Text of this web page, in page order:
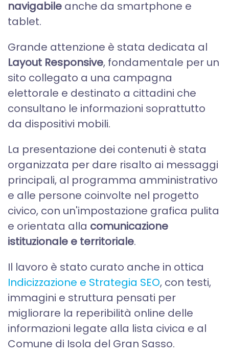
navigabile anche da smartphone e
tablet.
Grande attenzione è stata dedicata al
Layout Responsive, fondamentale per un
sito collegato a una campagna
elettorale e destinato a cittadini che
consultano le informazioni soprattutto
da dispositivi mobili.
La presentazione dei contenuti è stata
organizzata per dare risalto ai messaggi
principali, al programma amministrativo
e alle persone coinvolte nel progetto
civico, con un'impostazione grafica pulita
e orientata alla comunicazione
istituzionale e territoriale.
Il lavoro è stato curato anche in ottica
Indicizzazione e Strategia SEO, con testi,
immagini e struttura pensati per
migliorare la reperibilità online delle
informazioni legate alla lista civica e al
Comune di Isola del Gran Sasso.